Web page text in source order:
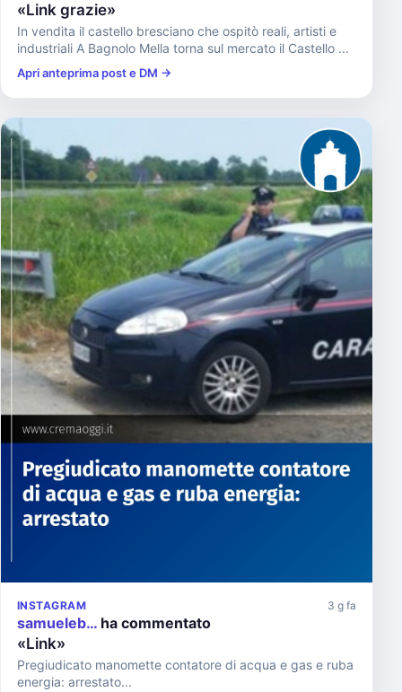
«Link grazie»
In vendita il castello bresciano che ospitò reali, artisti e
industriali A Bagnolo Mella torna sul mercato il Castello ...
Apri anteprima post e DM →
INSTAGRAM 3 g fa
samueleb… ha commentato
«Link»
Pregiudicato manomette contatore di acqua e gas e ruba
energia: arrestato...